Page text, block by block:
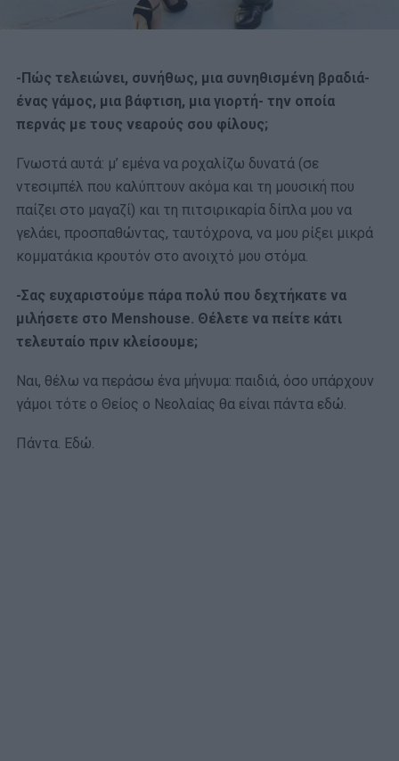
-Πώς τελειώνει, συνήθως, μια συνηθισμένη βραδιά-
ένας γάμος, μια βάφτιση, μια γιορτή- την οποία
περνάς με τους νεαρούς σου φίλους;
Γνωστά αυτά: μ’ εμένα να ροχαλίζω δυνατά (σε
ντεσιμπέλ που καλύπτουν ακόμα και τη μουσική που
παίζει στο μαγαζί) και τη πιτσιρικαρία δίπλα μου να
γελάει, προσπαθώντας, ταυτόχρονα, να μου ρίξει μικρά
κομματάκια κρουτόν στο ανοιχτό μου στόμα.
-Σας ευχαριστούμε πάρα πολύ που δεχτήκατε να
μιλήσετε στο Menshouse. Θέλετε να πείτε κάτι
τελευταίο πριν κλείσουμε;
Ναι, θέλω να περάσω ένα μήνυμα: παιδιά, όσο υπάρχουν
γάμοι τότε ο Θείος ο Νεολαίας θα είναι πάντα εδώ.
Πάντα. Εδώ.